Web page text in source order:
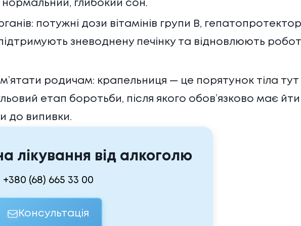
глибокий сон.
потужні дози вітамінів групи B,
зневоднену печінку та відновлюють
родичам: крапельниця — це порятунок тіла тут
етап боротьби, після якого обов’язково має йти
до випивки.
лікування від алкоголю
+380 (68) 665 33 00
Консультація